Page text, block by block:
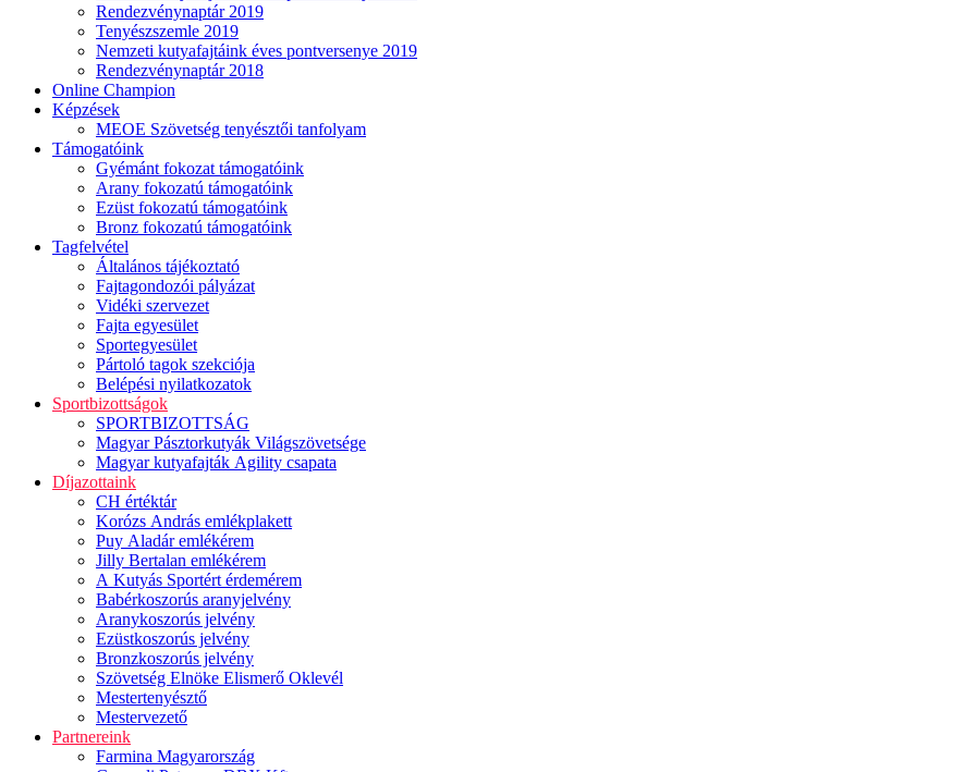
Rendezvénynaptár 2019
Tenyészszemle 2019
Nemzeti kutyafajtáink éves pontversenye 2019
Rendezvénynaptár 2018
Online Champion
Képzések
MEOE Szövetség tenyésztői tanfolyam
Támogatóink
Gyémánt fokozat támogatóink
Arany fokozatú támogatóink
Ezüst fokozatú támogatóink
Bronz fokozatú támogatóink
Tagfelvétel
Általános tájékoztató
Fajtagondozói pályázat
Vidéki szervezet
Fajta egyesület
Sportegyesület
Pártoló tagok szekciója
Belépési nyilatkozatok
Sportbizottságok
SPORTBIZOTTSÁG
Magyar Pásztorkutyák Világszövetsége
Magyar kutyafajták Agility csapata
Díjazottaink
CH értéktár
Korózs András emlékplakett
Puy Aladár emlékérem
Jilly Bertalan emlékérem
A Kutyás Sportért érdemérem
Babérkoszorús aranyjelvény
Aranykoszorús jelvény
Ezüstkoszorús jelvény
Bronzkoszorús jelvény
Szövetség Elnöke Elismerő Oklevél
Mestertenyésztő
Mestervezető
Partnereink
Farmina Magyarország